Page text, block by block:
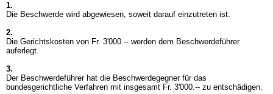
1.
Die Beschwerde wird abgewiesen, soweit darauf einzutreten ist.
2.
Die Gerichtskosten von Fr. 3'000.-- werden dem Beschwerdeführer
auferlegt.
3.
Der Beschwerdeführer hat die Beschwerdegegner für das
bundesgerichtliche Verfahren mit insgesamt Fr. 3'000.-- zu entschädigen.